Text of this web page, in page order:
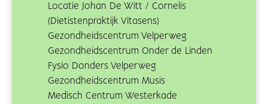
Locatie Johan De Witt / Cornelis
(Dietistenpraktijk Vitasens)
Gezondheidscentrum Velperweg
Gezondheidscentrum Onder de Linden
Fysio Donders Velperweg
Gezondheidscentrum Musis
Medisch Centrum Westerkade